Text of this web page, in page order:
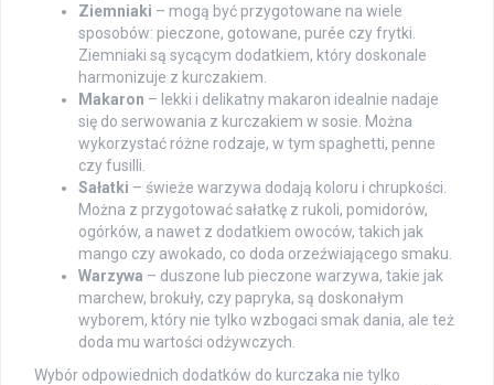
Ziemniaki – mogą być przygotowane na wiele
sposobów: pieczone, gotowane, purée czy frytki.
Ziemniaki są sycącym dodatkiem, który doskonale
harmonizuje z kurczakiem.
Makaron – lekki i delikatny makaron idealnie nadaje
się do serwowania z kurczakiem w sosie. Można
wykorzystać różne rodzaje, w tym spaghetti, penne
czy fusilli.
Sałatki – świeże warzywa dodają koloru i chrupkości.
Można z przygotować sałatkę z rukoli, pomidorów,
ogórków, a nawet z dodatkiem owoców, takich jak
mango czy awokado, co doda orzeźwiającego smaku.
Warzywa – duszone lub pieczone warzywa, takie jak
marchew, brokuły, czy papryka, są doskonałym
wyborem, który nie tylko wzbogaci smak dania, ale też
doda mu wartości odżywczych.
Wybór odpowiednich dodatków do kurczaka nie tylko